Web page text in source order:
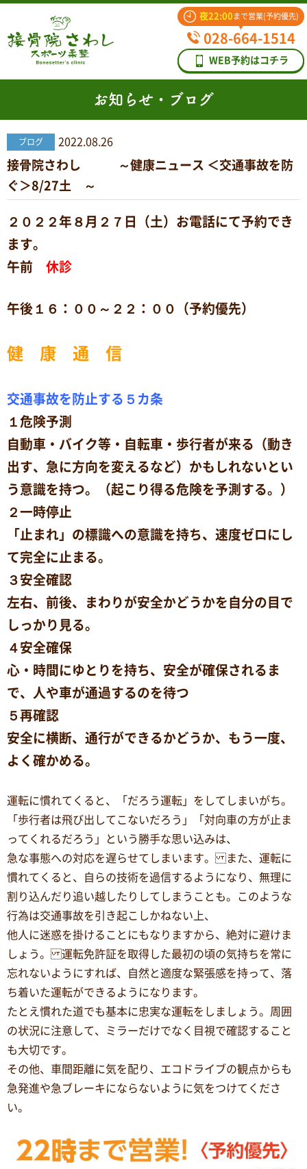
夜22:00 まで営業(予約優先)
028-664-1514
WEB予約はコチラ
お知らせ・ブログ
ブログ 2022.08.26
接骨院さわし ～健康ニュース ＜交通事故を防
ぐ＞8/27土 ～
２０２２年８月２７日（土）お電話にて予約でき
ます。
午前 休診
午後１６：００～２２：００（予約優先）
健 康 通 信
交通事故を防止する５カ条
１危険予測
自動車・バイク等・自転車・歩行者が来る（動き
出す、急に方向を変えるなど）かもしれないとい
う意識を持つ。（起こり得る危険を予測する。）
２一時停止
「止まれ」の標識への意識を持ち、速度ゼロにし
て完全に止まる。
３安全確認
左右、前後、まわりが安全かどうかを自分の目で
しっかり見る。
４安全確保
心・時間にゆとりを持ち、安全が確保されるま
で、人や車が通過するのを待つ
５再確認
安全に横断、通行ができるかどうか、もう一度、
よく確かめる。
運転に慣れてくると、「だろう運転」をしてしまいがち。
「歩行者は飛び出してこないだろう」「対向車の方が止ま
ってくれるだろう」という勝手な思い込みは、
急な事態への対応を遅らせてしまいます。 また、運転に
慣れてくると、自らの技術を過信するようになり、無理に
割り込んだり追い越したりしてしまうことも。このような
行為は交通事故を引き起こしかねない上、
他人に迷惑を掛けることにもなりますから、絶対に避けま
しょう。 運転免許証を取得した最初の頃の気持ちを常に
忘れないようにすれば、自然と適度な緊張感を持って、落
ち着いた運転ができるようになります。
たとえ慣れた道でも基本に忠実な運転をしましょう。周囲
の状況に注意して、ミラーだけでなく目視で確認すること
も大切です。
その他、車間距離に気を配り、エコドライブの観点からも
急発進や急ブレーキにならないように気をつけてくださ
い。